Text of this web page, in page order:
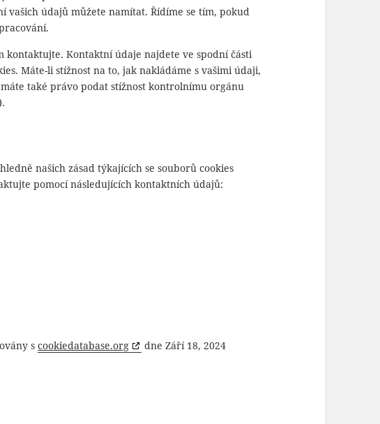
vašich údajů můžete namítat. Řídíme se tím, pokud
kontaktujte. Kontaktní údaje najdete ve spodní části
Máte-li stížnost na to, jak nakládáme s vašimi údaji,
také právo podat stížnost kontrolnímu orgánu
našich zásad týkajících se souborů cookies
pomocí následujících kontaktních údajů:
scookiedatabase.org dne Září 18, 2024